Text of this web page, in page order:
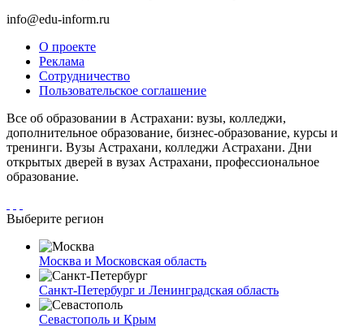
info@edu-inform.ru
О проекте
Реклама
Сотрудничество
Пользовательское соглашение
Все об образовании в Астрахани: вузы, колледжи,
дополнительное образование, бизнес-образование, курсы и
тренинги. Вузы Астрахани, колледжи Астрахани. Дни
открытых дверей в вузах Астрахани, профессиональное
образование.
Выберите регион
Москва и Московская область
Санкт-Петербург и Ленинградская область
Севастополь и Крым